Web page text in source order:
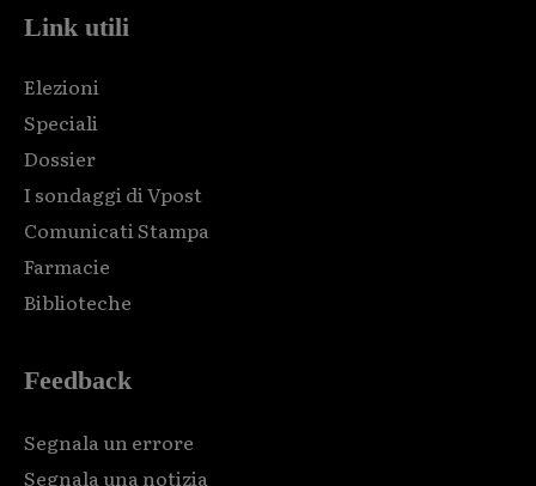
Link utili
Elezioni
Speciali
Dossier
I sondaggi di Vpost
Comunicati Stampa
Farmacie
Biblioteche
Feedback
Segnala un errore
Segnala una notizia